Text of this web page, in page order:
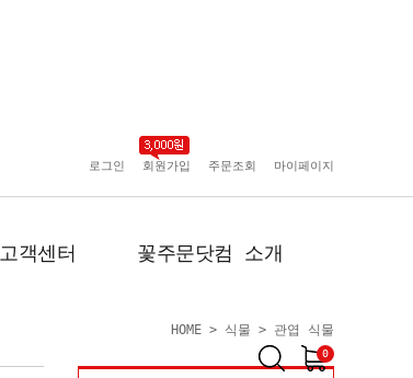
로그인 회원가입 주문조회 마이페이지
고객센터 꽃주문닷컴 소개
0
HOME > 식물 > 관엽 식물